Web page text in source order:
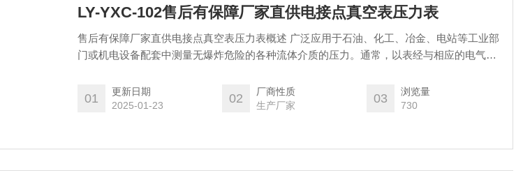
LY-YXC-102售后有保障厂家直供电接点真空表压力表
售后有保障厂家直供电接点真空表压力表概述 广泛应用于石油、化工、冶金、电站等工业部
门或机电设备配套中测量无爆炸危险的各种流体介质的压力。通常，以表经与相应的电气器
01
更新日期
2025-01-23
02
厂商性质
生产厂家
03
浏览量
730